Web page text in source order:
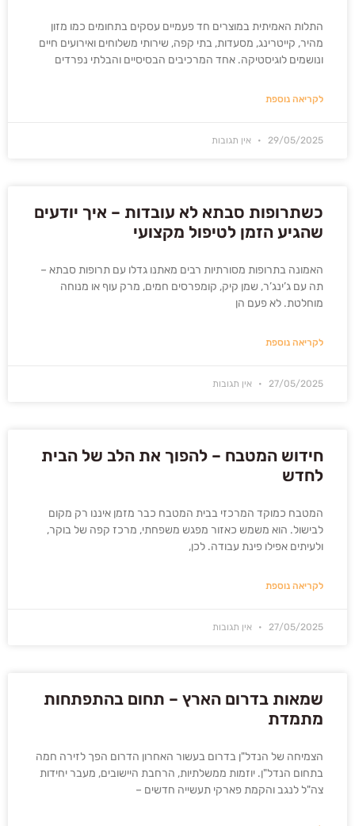
התלות האמיתית במוצרים חד פעמיים עסקים בתחומים כמו מזון
מהיר, קייטרינג, מסעדות, בתי קפה, שירותי משלוחים ואירועים חיים
ונושמים לוגיסטיקה. אחד המרכיבים הבסיסיים והבלתי נפרדים
לקריאה נוספת
29/05/2025 אין תגובות
כשתרופות סבתא לא עובדות – איך יודעים
שהגיע הזמן לטיפול מקצועי
האמונה בתרופות מסורתיות רבים מאתנו גדלו עם תרופות סבתא –
תה עם ג’ינג’ר, שמן קיק, קומפרסים חמים, מרק עוף או מנוחה
מוחלטת. לא פעם הן
לקריאה נוספת
27/05/2025 אין תגובות
חידוש המטבח – להפוך את הלב של הבית
לחדש
המטבח כמוקד המרכזי בבית המטבח כבר מזמן איננו רק מקום
לבישול. הוא משמש כאזור מפגש משפחתי, מרכז קפה של בוקר,
ולעיתים אפילו פינת עבודה. לכן,
לקריאה נוספת
27/05/2025 אין תגובות
שמאות בדרום הארץ – תחום בהתפתחות
מתמדת
הצמיחה של הנדל"ן בדרום בעשור האחרון הדרום הפך לזירה חמה
בתחום הנדל"ן. יוזמות ממשלתיות, הרחבת היישובים, מעבר יחידות
צה"ל לנגב והקמת פארקי תעשייה חדשים –